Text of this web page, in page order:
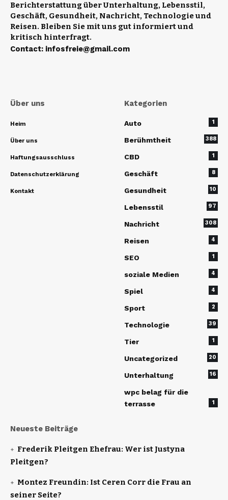
Berichterstattung über Unterhaltung, Lebensstil,
Geschäft, Gesundheit, Nachricht, Technologie und
Reisen. Bleiben Sie mit uns gut informiert und
kritisch hinterfragt.
Contact: infosfreie@gmail.com
Über uns
Heim
Über uns
Haftungsausschluss
Datenschutzerklärung
Kontakt
Kategorien
Auto 1
Berühmtheit 388
CBD 1
Geschäft 8
Gesundheit 10
Lebensstil 97
Nachricht 308
Reisen 4
SEO 1
soziale Medien 4
Spiel 4
Sport 2
Technologie 39
Tier 1
Uncategorized 20
Unterhaltung 16
wpc belag für die
terrasse
1
Neueste Beiträge
Frederik Pleitgen Ehefrau: Wer ist Justyna
Pleitgen?
Montez Freundin: Ist Ceren Corr die Frau an
seiner Seite?